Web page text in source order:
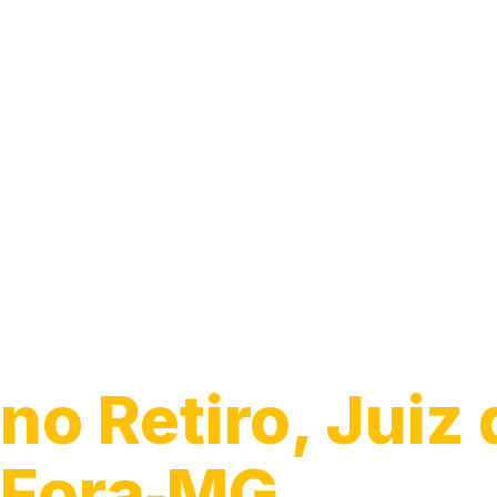
no Retiro, Juiz